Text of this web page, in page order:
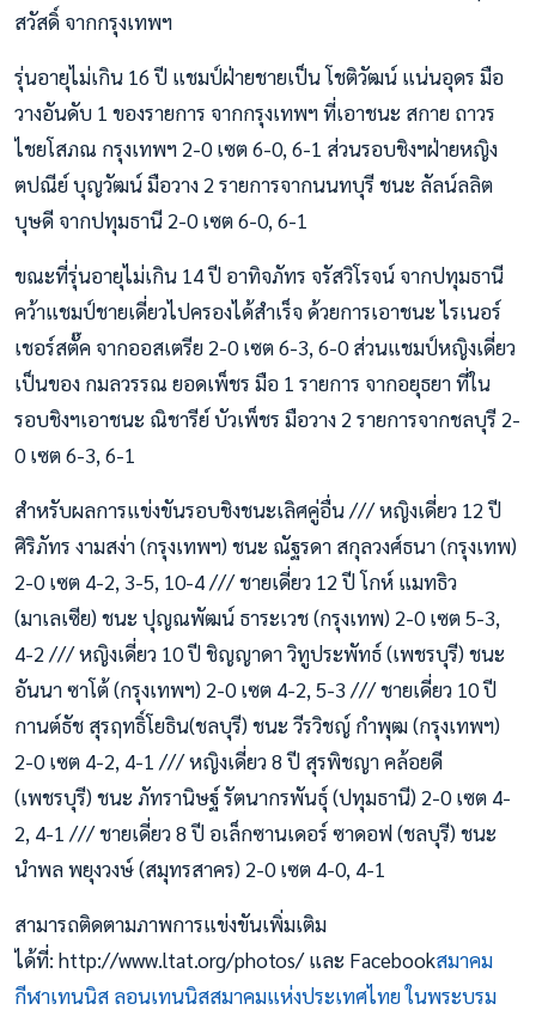
สวัสดิ์ จากกรุงเทพฯ
รุ่นอายุไม่เกิน 16 ปี แชมป์ฝ่ายชายเป็น โชติวัฒน์ แน่นอุดร มือ
วางอันดับ 1 ของรายการ จากกรุงเทพฯ ที่เอาชนะ สกาย ถาวร
ไชยโสภณ กรุงเทพฯ 2-0 เซต 6-0, 6-1 ส่วนรอบชิงฯฝ่ายหญิง
ตปณีย์ บุญวัฒน์ มือวาง 2 รายการจากนนทบุรี ชนะ ลัลน์ลลิต
บุษดี จากปทุมธานี 2-0 เซต 6-0, 6-1
ขณะที่รุ่นอายุไม่เกิน 14 ปี อาทิจภัทร จรัสวิโรจน์ จากปทุมธานี
คว้าแชมป์ชายเดี่ยวไปครองได้สำเร็จ ด้วยการเอาชนะ ไรเนอร์
เชอร์สตั๊ค จากออสเตรีย 2-0 เซต 6-3, 6-0 ส่วนแชมป์หญิงเดี่ยว
เป็นของ กมลวรรณ ยอดเพ็ชร มือ 1 รายการ จากอยุธยา ที่ใน
รอบชิงฯเอาชนะ ณิชารีย์ บัวเพ็ชร มือวาง 2 รายการจากชลบุรี 2-
0 เซต 6-3, 6-1
สำหรับผลการแข่งขันรอบชิงชนะเลิศคู่อื่น /// หญิงเดี่ยว 12 ปี
ศิริภัทร งามสง่า (กรุงเทพฯ) ชนะ ณัฐรดา สกุลวงศ์ธนา (กรุงเทพ)
2-0 เซต 4-2, 3-5, 10-4 /// ชายเดี่ยว 12 ปี โกห์ แมทธิว
(มาเลเซีย) ชนะ ปุญณพัฒน์ ธาระเวช (กรุงเทพ) 2-0 เซต 5-3,
4-2 /// หญิงเดี่ยว 10 ปี ชิญญาดา วิทูประพัทธ์ (เพชรบุรี) ชนะ
อันนา ซาโต้ (กรุงเทพฯ) 2-0 เซต 4-2, 5-3 /// ชายเดี่ยว 10 ปี
กานต์ธัช สุรฤทธิ์โยธิน(ชลบุรี) ชนะ วีรวิชญ์ กําพุฒ (กรุงเทพฯ)
2-0 เซต 4-2, 4-1 /// หญิงเดี่ยว 8 ปี สุรพิชญา คล้อยดี
(เพชรบุรี) ชนะ ภัทรานิษฐ์ รัตนากรพันธุ์ (ปทุมธานี) 2-0 เซต 4-
2, 4-1 /// ชายเดี่ยว 8 ปี อเล็กซานเดอร์ ซาดอฟ (ชลบุรี) ชนะ
นําพล พยุงวงษ์ (สมุทรสาคร) 2-0 เซต 4-0, 4-1
สามารถติดตามภาพการแข่งขันเพิ่มเติม
ได้ที่: http://www.ltat.org/photos/ และ Facebookสมาคม
กีฬาเทนนิส ลอนเทนนิสสมาคมแห่งประเทศไทย ในพระบรม